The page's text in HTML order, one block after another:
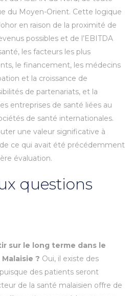
du Moyen-Orient. Cette logique
en raison de la proximité de
possibles et de l’EBITDA
les facteurs les plus
le financement, les médecins
et la croissance de
de partenariats, et la
entreprises de santé liées au
de santé internationales.
une valeur significative à
ce qui avait été précédemment
évaluation.
questions
sur le long terme dans le
? Oui, il existe des
des patients seront
de la santé malaisien offre de